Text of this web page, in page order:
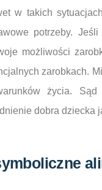
w takich
potrzeby.
możliwości
zarobkach.
życia.
dobra dziecka